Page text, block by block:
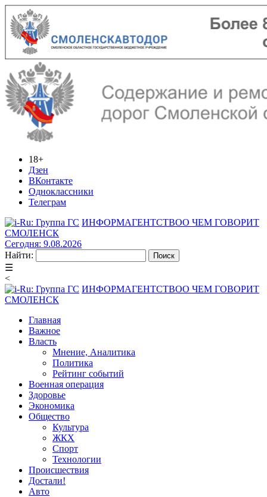
18+
Дзен
ВКонтакте
Одноклассники
Телеграм
ИНФОРМАГЕНТСТВОО ЧЕМ ГОВОРИТ
СМОЛЕНСК
Сегодня: 9.08.2026
Найти:
☰
<
ИНФОРМАГЕНТСТВОО ЧЕМ ГОВОРИТ
СМОЛЕНСК
Главная
Важное
Власть
Мнение, Аналитика
Политика
Рейтинг событий
Военная операция
Здоровье
Экономика
Общество
Культура
ЖКХ
Спорт
Технологии
Происшествия
Достали!
Авто